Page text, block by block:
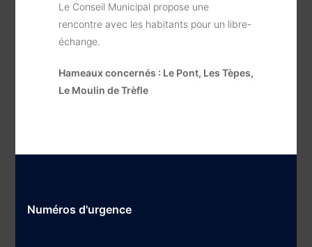
Le Conseil Municipal propose une
rencontre avec les habitants pour un libre-
échange.
Hameaux concernés : Le Pont, Les Tèpes,
Le Moulin de Trèfle
Numéros d'urgence